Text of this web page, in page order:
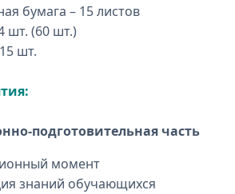
бумага – 15 листов
шт. (60 шт.)
шт.
подготовительная часть
момент
знаний обучающихся